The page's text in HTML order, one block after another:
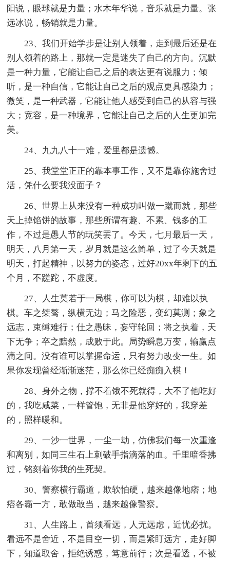
阳说，眼球就是力量；水木年华说，音乐就是力量。张
远冰说，畅销就是力量。
23、我们开始学步是让别人领着，走到最后还是在
别人领着的路上，那就一定是迷失了自己的方向。沉默
是一种力量，它能让自己之后的表达更有说服力；倾
听，是一种自信，它能让自己之后的观点更具感染力；
微笑，是一种武器，它能让他人感受到自己的从容与强
大；宽容，是一种境界，它能让自己之后的人生更加完
美。
24、九九八十一难，爱里都是遗憾。
25、我堂堂正正的靠本事工作，又不是靠你施舍过
活，凭什么要我没面子？
26、世界上从来没有一种成功叫做一蹴而就，那些
天上掉馅饼的故事，那些所谓有趣、不累、钱多的工
作，不过是愚人节的玩笑罢了。今天，七月最后一天，
明天，八月第一天，岁月就是这么简单，过了今天就是
明天，打起精神，以努力的姿态，过好20xx年剩下的五
个月，不蹉跎，不虚度。
27、人生莫若于一局棋，你可以为棋，却难以执
棋。车之桀骜，纵横无边；马之险恶，变幻莫测；象之
远志，束缚难行；仕之愚昧，妄守轮回；将之执着，天
下无争；卒之黯然，成败于此。局势瞬息万变，输赢点
滴之间。没有谁可以掌握命运，只有努力改变一生。如
果你发现曾经渐渐迷茫，那么你已经痴痴入棋！
28、身外之物，撑不着饿不死就得，大不了他吃好
的，我吃咸菜，一样管饱，无非是他穿好的，我穿差
的，照样暖和。
29、一沙一世界，一尘一劫，仿佛我们每一次重逢
和离别，如同三生石上刺破手指滴落的血。千里暗香拂
过，铭刻着你我的生死契。
30、警察横行霸道，欺软怕硬，越来越像地痞；地
痞各霸一方，敢做敢当，越来越像警察。
31、人生路上，首须看远，人无远虑，近忧必扰。
看远不是舍近，不是目空一切，而是紧盯远方，走好脚
下，知道取舍，拒绝诱惑，笃意前行；次是看透，不被